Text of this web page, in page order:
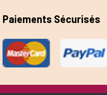
Paiements Sécurisés